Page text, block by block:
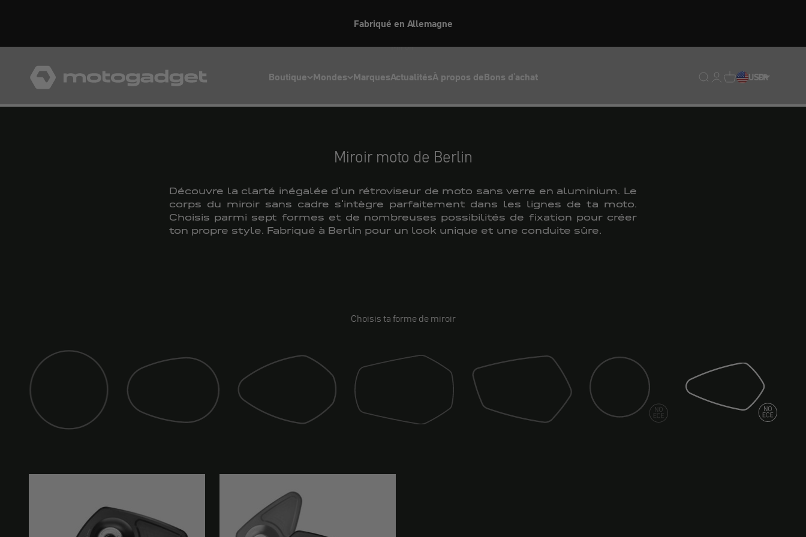
Bienvenue dans notre boutique américaine
Boutique Mondes MarquesActualitésÀ propos deBons d'achat
motogadget GmbH
Translation missing :
Translation missing :
Traduction
USDFR
Miroir
Miroir moto de Berlin
Découvre la clarté inégalée d'un rétroviseur de moto sans verre en aluminium. Le
corps du miroir sans cadre s'intègre parfaitement dans les lignes de ta moto.
Choisis parmi sept formes et de nombreuses possibilités de fixation pour créer
ton propre style. Fabriqué à Berlin pour un look unique et une conduite sûre.
Choisis ta forme de miroir
Miroir (classic) Miroir (club) Miroir (sport) Miroir (drift) Miroir (race) Miroir (spy) Miroir (lame)